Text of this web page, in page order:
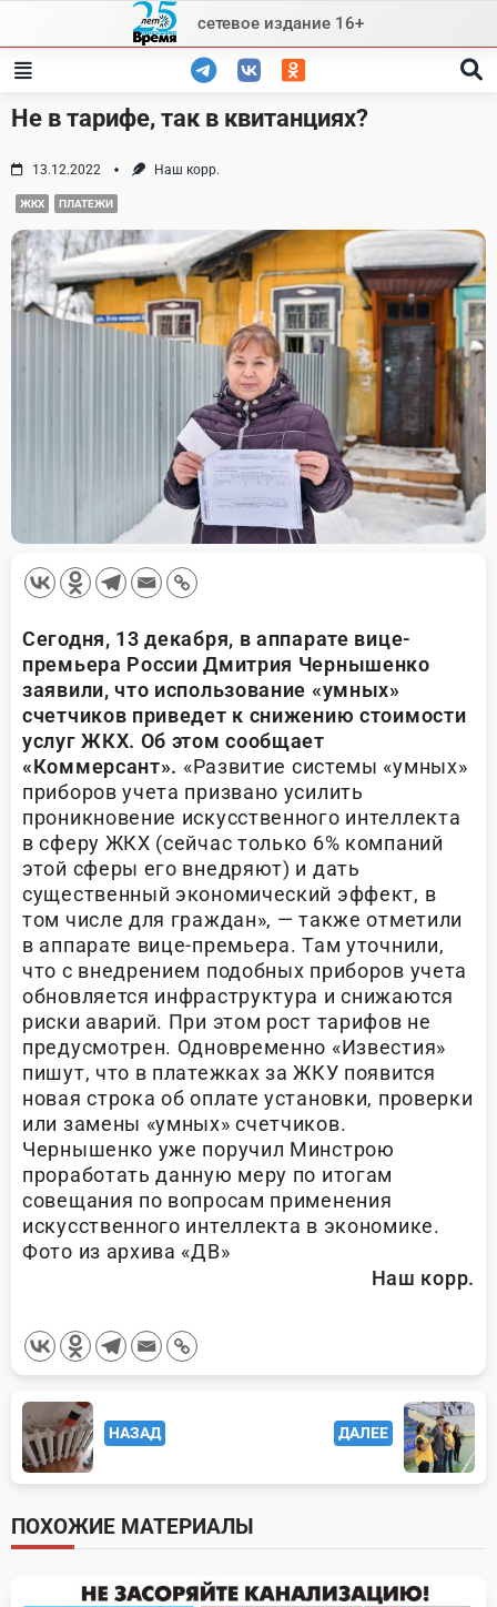
content
сетевое издание 16+
Не в тарифе, так в квитанциях?
13.12.2022 Наш корр.
ЖКХ ПЛАТЕЖИ
Сегодня, 13 декабря, в аппарате вице-
премьера России Дмитрия Чернышенко
заявили, что использование «умных»
счетчиков приведет к снижению стоимости
услуг ЖКХ. Об этом сообщает
«Коммерсант». «Развитие системы «умных»
приборов учета призвано усилить
проникновение искусственного интеллекта
в сферу ЖКХ (сейчас только 6% компаний
этой сферы его внедряют) и дать
существенный экономический эффект, в
том числе для граждан», — также отметили
в аппарате вице-премьера. Там уточнили,
что с внедрением подобных приборов учета
обновляется инфраструктура и снижаются
риски аварий. При этом рост тарифов не
предусмотрен. Одновременно «Известия»
пишут, что в платежках за ЖКУ появится
новая строка об оплате установки, проверки
или замены «умных» счетчиков.
Чернышенко уже поручил Минстрою
проработать данную меру по итогам
совещания по вопросам применения
искусственного интеллекта в экономике.
Фото из архива «ДВ»
Наш корр.
<span
class="nav-
subtitle
screen-
reader-
text">Page</span>
НАЗАД ДАЛЕЕ
ПОХОЖИЕ МАТЕРИАЛЫ